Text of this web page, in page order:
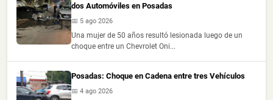
dos Automóviles en Posadas
📅 5 ago 2026
Una mujer de 50 años resultó lesionada luego de un
choque entre un Chevrolet Oni...
Posadas: Choque en Cadena entre tres Vehículos
📅 4 ago 2026